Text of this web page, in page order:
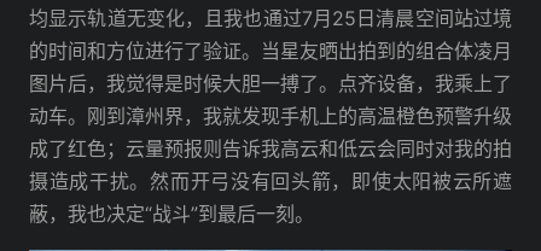
均显示轨道无变化，且我也通过7月25日清晨空间站过境
的时间和方位进行了验证。当星友晒出拍到的组合体凌月
图片后，我觉得是时候大胆一搏了。点齐设备，我乘上了
动车。刚到漳州界，我就发现手机上的高温橙色预警升级
成了红色；云量预报则告诉我高云和低云会同时对我的拍
摄造成干扰。然而开弓没有回头箭，即使太阳被云所遮
蔽，我也决定“战斗”到最后一刻。